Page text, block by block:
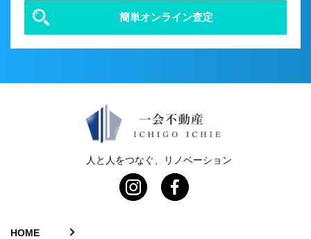
簡単オンライン査定
人と人をつなぐ、リノベーション
HOME